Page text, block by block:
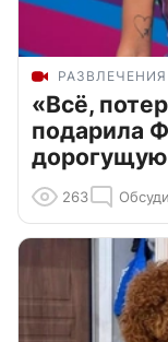
РАЗВЛЕЧЕНИЯ
«Всё,
подарила
дорогущую
263